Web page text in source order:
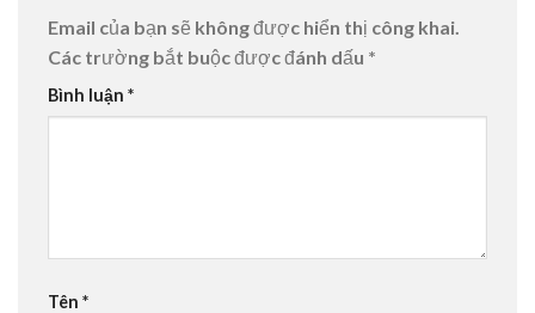
Email của bạn sẽ không được hiển thị công khai.
Các trường bắt buộc được đánh dấu *
Bình luận *
Tên *